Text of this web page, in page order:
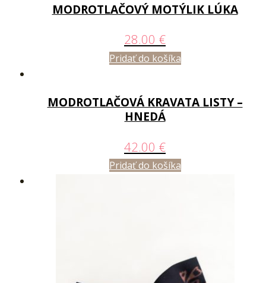
MODROTLAČOVÝ MOTÝLIK LÚKA
28.00 €
Pridať do košíka
MODROTLAČOVÁ KRAVATA LISTY –
HNEDÁ
42.00 €
Pridať do košíka